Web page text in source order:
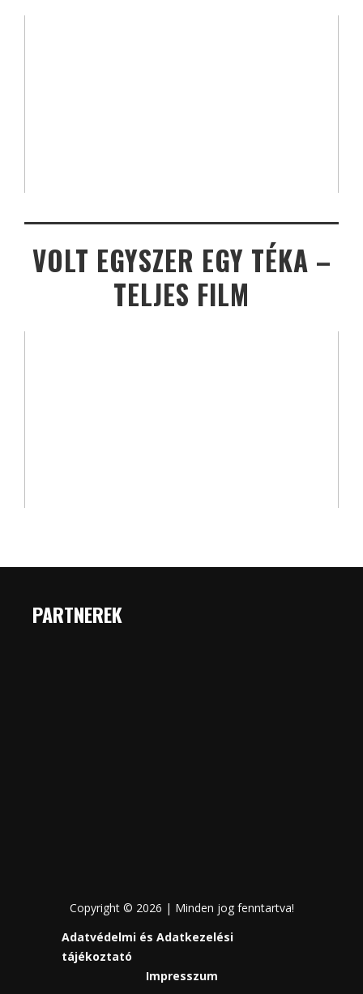
VOLT EGYSZER EGY TÉKA –
TELJES FILM
PARTNEREK
Copyright © 2026 | Minden jog fenntartva!
Adatvédelmi és Adatkezelési
tájékoztató
Impresszum